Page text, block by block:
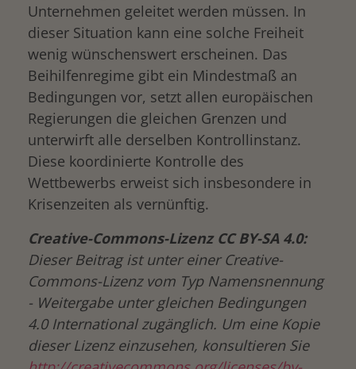
Unternehmen geleitet werden müssen. In
dieser Situation kann eine solche Freiheit
wenig wünschenswert erscheinen. Das
Beihilfenregime gibt ein Mindestmaß an
Bedingungen vor, setzt allen europäischen
Regierungen die gleichen Grenzen und
unterwirft alle derselben Kontrollinstanz.
Diese koordinierte Kontrolle des
Wettbewerbs erweist sich insbesondere in
Krisenzeiten als vernünftig.
Creative-Commons-Lizenz CC BY-SA 4.0:
Dieser Beitrag ist unter einer Creative-
Commons-Lizenz vom Typ Namensnennung
- Weitergabe unter gleichen Bedingungen
4.0 International zugänglich. Um eine Kopie
dieser Lizenz einzusehen, konsultieren Sie